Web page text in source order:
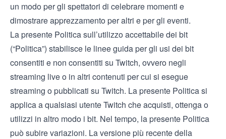
un modo per gli spettatori di celebrare momenti e
dimostrare apprezzamento per altri e per gli eventi.
La presente Politica sull’utilizzo accettabile dei bit
(“Politica”) stabilisce le linee guida per gli usi dei bit
consentiti e non consentiti su Twitch, ovvero negli
streaming live o in altri contenuti per cui si esegue
streaming o pubblicati su Twitch. La presente Politica si
applica a qualsiasi utente Twitch che acquisti, ottenga o
utilizzi in altro modo i bit. Nel tempo, la presente Politica
può subire variazioni. La versione più recente della